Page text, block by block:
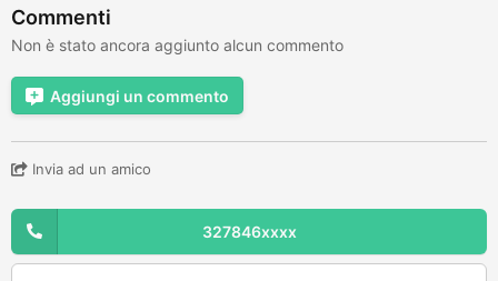
Commenti
Non è stato ancora aggiunto alcun commento
Aggiungi un commento
Invia ad un amico
327846xxxx